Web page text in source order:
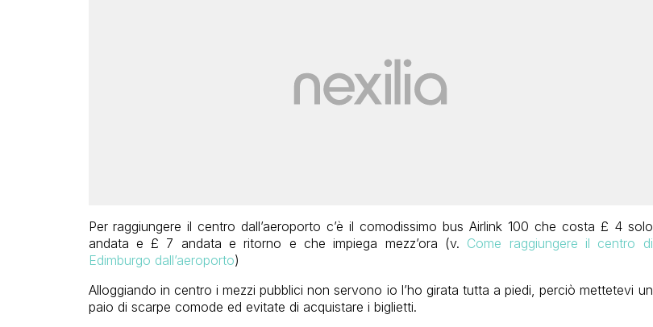
Per raggiungere il centro dall’aeroporto c’è il comodissimo bus Airlink 100 che costa £ 4 solo
andata e £ 7 andata e ritorno e che impiega mezz’ora (v. Come raggiungere il centro di
Edimburgo dall’aeroporto)
Alloggiando in centro i mezzi pubblici non servono io l’ho girata tutta a piedi, perciò mettetevi un
paio di scarpe comode ed evitate di acquistare i biglietti.